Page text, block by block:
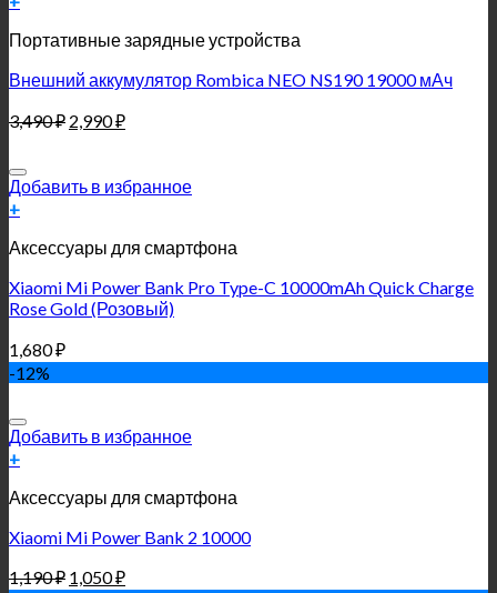
Портативные зарядные устройства
Внешний аккумулятор Rombica NEO NS190 19000 мАч
3,490₽ 2,990₽
Добавить в избранное
+
Аксессуары для смартфона
Xiaomi Mi Power Bank Pro Type-C 10000mAh Quick Charge
Rose Gold (Розовый)
1,680₽
-12%
Добавить в избранное
+
Аксессуары для смартфона
Xiaomi Mi Power Bank 2 10000
1,190₽ 1,050₽